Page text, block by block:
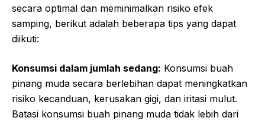
secara optimal dan meminimalkan risiko efek
samping, berikut adalah beberapa tips yang dapat
diikuti:
Konsumsi dalam jumlah sedang: Konsumsi buah
pinang muda secara berlebihan dapat meningkatkan
risiko kecanduan, kerusakan gigi, dan iritasi mulut.
Batasi konsumsi buah pinang muda tidak lebih dari